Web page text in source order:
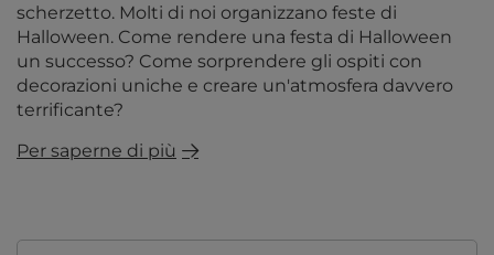
scherzetto. Molti di noi organizzano feste di
Halloween. Come rendere una festa di Halloween
un successo? Come sorprendere gli ospiti con
decorazioni uniche e creare un'atmosfera davvero
terrificante?
Per saperne di più